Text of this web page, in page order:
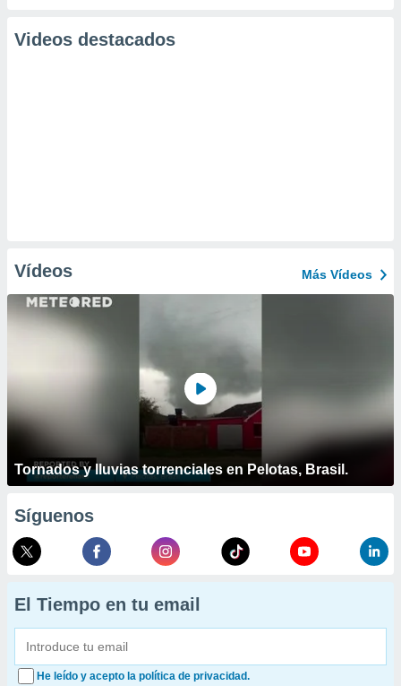
Videos destacados
Vídeos Más Vídeos
Tornados y lluvias torrenciales en Pelotas, Brasil.
Síguenos
El Tiempo en tu email
He leído y acepto la política de privacidad.